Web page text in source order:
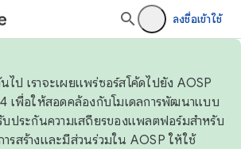
ลงชื่อเข้าใช้
ป เราจะเผยแพร่ซอร์สโค้ดไปยัง AOSP
เพื่อให้สอดคล้องกับโมเดลการพัฒนาแบบ
ประกันความเสถียรของแพลตฟอร์มสำหรับ
รสร้างและมีส่วนร่วมใน AOSP ให้ใช้